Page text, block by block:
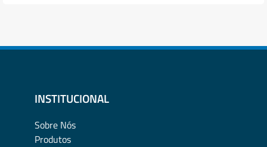
INSTITUCIONAL
Sobre Nós
Produtos